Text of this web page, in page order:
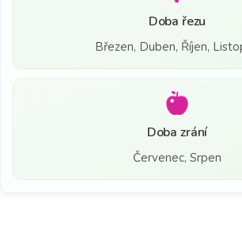
Doba řezu
Březen, Duben, Říjen,
Doba zrání
Červenec, Srpen